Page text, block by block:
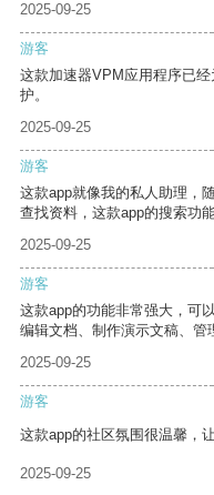
2025-09-25
游客
这款加速器VPM应用程序已
护。
2025-09-25
游客
这款app就像我的私人助理，
查找资料，这款app的搜索功
2025-09-25
游客
这款app的功能非常强大，可
编辑文档、制作演示文稿、管
2025-09-25
游客
这款app的社区氛围很温馨，
2025-09-25